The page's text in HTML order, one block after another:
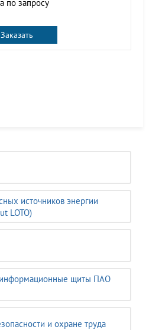
источников энергии
LOTO)
информационные щиты ПАО
и охране труда
по запросу
Заказать